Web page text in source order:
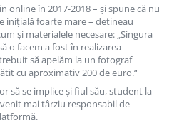
online în 2017-2018 – şi spune că nu
iniţială foarte mare – deţineau
şi materialele necesare: „Singura
o facem a fost în realizarea
să apelăm la un fotograf
cu aproximativ 200 de euro.“
să se implice şi fiul său, student la
mai târziu responsabil de